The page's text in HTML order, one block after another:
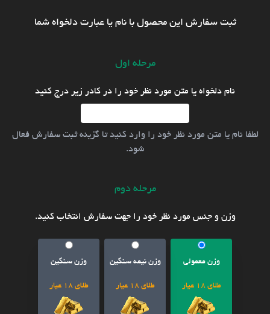
ثبت سفارش این محصول با نام یا عبارت دلخواه شما
مرحله اول
نام دلخواه یا متن مورد نظر خود را در کادر زیر درج کنید
لطفا نام یا متن مورد نظر خود را وارد کنید تا گزینه ثبت سفارش فعال
شود.
مرحله دوم
وزن و جنس مورد نظر خود را جهت سفارش انتخاب کنید.
وزن معمولی
طلای 18 عیار
وزن نیمه سنگین
طلای 18 عیار
وزن سنگین
طلای 18 عیار